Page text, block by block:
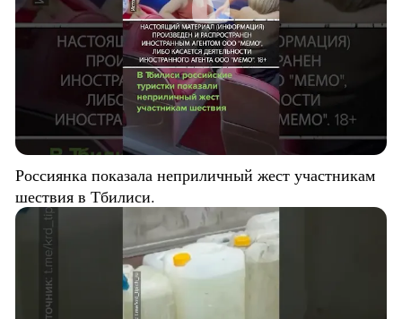
Россиянка показала неприличный жест участникам
шествия в Тбилиси.